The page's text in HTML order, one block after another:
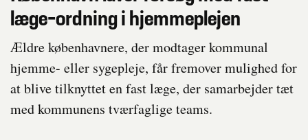
læge-ordning i hjemmeplejen
Ældre københavnere, der modtager kommunal
hjemme- eller sygepleje, får fremover mulighed for
at blive tilknyttet en fast læge, der samarbejder tæt
med kommunens tværfaglige teams.